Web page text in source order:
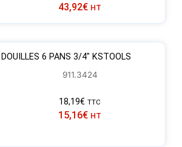
43,92€ HT
DOUILLES 6 PANS 3/4″ KSTOOLS
911.3424
18,19€ TTC
15,16€ HT